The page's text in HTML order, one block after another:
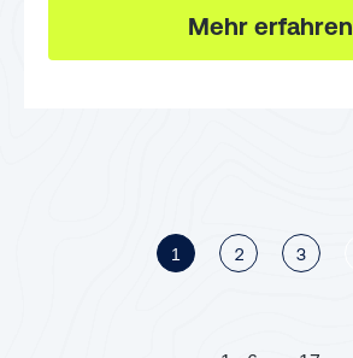
Mehr erfahren
1 2 3